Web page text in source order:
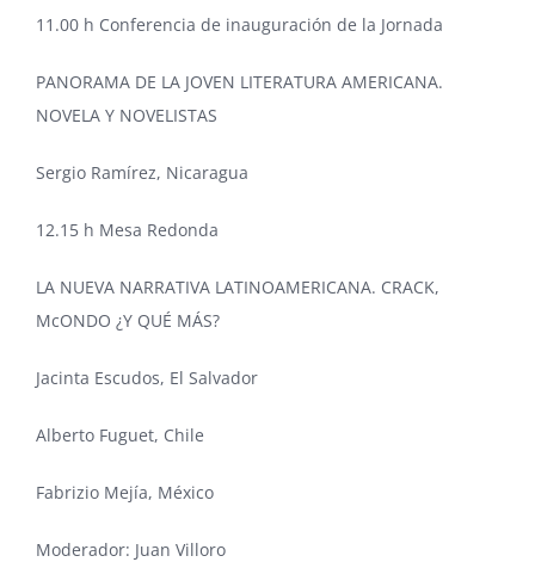
11.00 h Conferencia de inauguración de la Jornada
PANORAMA DE LA JOVEN LITERATURA AMERICANA.
NOVELA Y NOVELISTAS
Sergio Ramírez, Nicaragua
12.15 h Mesa Redonda
LA NUEVA NARRATIVA LATINOAMERICANA. CRACK,
McONDO ¿Y QUÉ MÁS?
Jacinta Escudos, El Salvador
Alberto Fuguet, Chile
Fabrizio Mejía, México
Moderador: Juan Villoro